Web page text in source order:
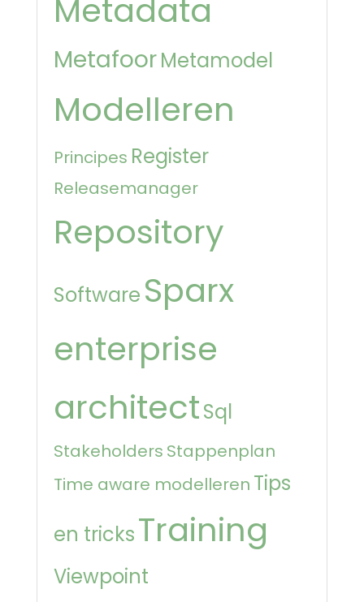
Metadata
MetafoorMetamodel
Modelleren
Principes Register
Releasemanager
Repository
Software Sparx
enterprise
architectSql
Stakeholders Stappenplan
Time aware modelleren Tips
en tricksTraining
Viewpoint